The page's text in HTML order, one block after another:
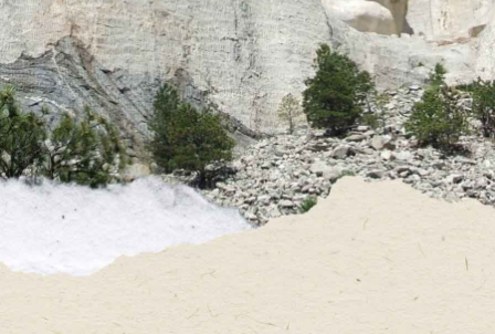
Xمارتین وان بورن، هشتمین رییس جمهور ایالات متحده، پس
از امضای اعلامیهٔ استقلال این کشور به دنیا آمده بود. هفت
رییس جمهور پیش از وی همه در زمان استعمار بریتانیا بر ایالات
متحده به دنیا آمده بودند.
پرسش بعدی ←